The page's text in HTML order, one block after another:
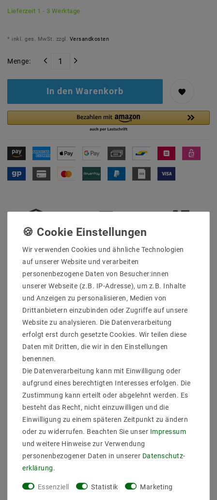
Lieferzeit 1 - 3 Werktage
* inkl. ges. MwSt. zzgl. Versandkosten
Menge:
In den Warenkorb
einkaufen
Lieferung
Beratung
Weitere Details
Informationen zur Produktsicherheit
Lieferumfang : 10 Stück Deckeinebaurahmen Inkl 10
Stück 220V GU10 Fassung ohne Leuchtmittel
EBRSETGU3753_10
Hersteller : Mextronic
EAN : 4059267019832
Material : Stahlblech
Farbe/Optik : white
Schwenkbar : ja
Bauform : -
Leuchtmittelbefestigung : Sperring vorne
Wir verwenden Cookies und ähnliche Technologien
auf unserer Website und verarbeiten
personenbezogene Daten von Besucher:innen
unserer Webseite (z.B. IP-Adresse), um z.B. Inhalte
und Anzeigen zu personalisieren, Medien von
Drittanbietern einzubinden oder Zugriffe auf unsere
Website zu analysieren. Die Datenverarbeitung
erfolgt erst durch gesetzte Cookies. Wir teilen diese
Daten mit Dritten, die wir in den Einstellungen
benennen.
Die Datenverarbeitung kann mit Einwilligung oder
aufgrund eines berechtigten Interesses erfolgen. Die
Zustimmung kann erteilt oder abgelehnt werden. Es
besteht das Recht, nicht einzuwilligen und die
Einwilligung zu einem späteren Zeitpunkt zu ändern
oder zu widerrufen. Beachten Sie unser Impressum
und weitere Hinweise zur Verwendung
personenbezogener Daten in unserer Daten­schutz­
erklärung.
Essenziell Statistik Marketing